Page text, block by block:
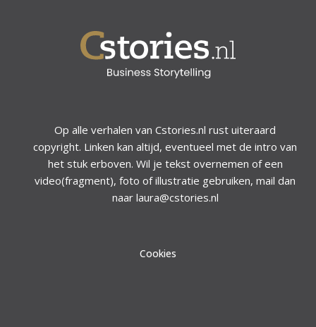
Op alle verhalen van Cstories.nl rust uiteraard
copyright. Linken kan altijd, eventueel met de intro van
het stuk erboven. Wil je tekst overnemen of een
video(fragment), foto of illustratie gebruiken, mail dan
naar laura@cstories.nl
Cookies